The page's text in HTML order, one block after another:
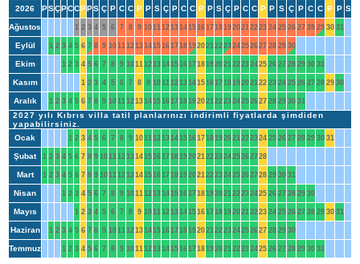
2026 PSÇPCCPPS Ç P C C P P S Ç P C C P P S Ç P C C P P S Ç P C C P P S
Ağustos 1 2 3 4 5 6 7 8 9 1011121314151617181920212223 24 25 26 27 28 29 30 31
Eylül 1 2 3 4 5 6 7 8 9 101112131415161718192021222324252627 28 29 30
Ekim 1 2 3 4 5 6 7 8 9 10111213141516171819202122232425 26 27 28 29 30 31
Kasım 1 2 3 4 5 6 7 8 9 10111213141516171819202122 23 24 25 26 27 28 29 30
Aralık 1 2 3 4 5 6 7 8 9 101112131415161718192021222324252627 28 29 30 31
2027 yılı Kıbrıs villa tatil planlarınızı indirimli fiyatlarda şimdiden
yapabilirsiniz.
Ocak
1 2 3 4 5 6 7 8 9 101112131415161718192021222324 25 26 27 28 29 30 31
Şubat 1 2 3 4 5 6 7 8 9 10111213141516171819202122232425262728
Mart 1 2 3 4 5 6 7 8 9 10111213141516171819202122232425262728 29 30 31
Nisan 1 2 3 4 5 6 7 8 9 10111213141516171819202122232425 26 27 28 29 30
Mayıs 1 2 3 4 5 6 7 8 9 1011121314151617181920212223 24 25 26 27 28 29 30 31
Haziran 1 2 3 4 5 6 7 8 9 101112131415161718192021222324252627 28 29 30
Temmuz 1 2 3 4 5 6 7 8 9 10111213141516171819202122232425 26 27 28 29 30 31